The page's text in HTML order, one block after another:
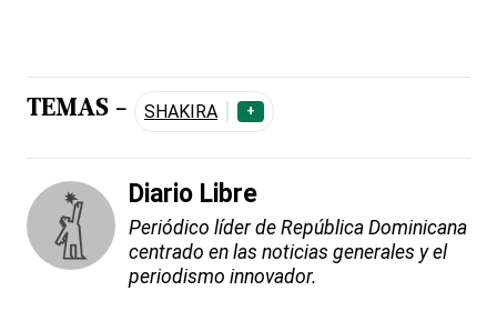
TEMAS - SHAKIRA +
Diario Libre
Periódico líder de República Dominicana
centrado en las noticias generales y el
periodismo innovador.